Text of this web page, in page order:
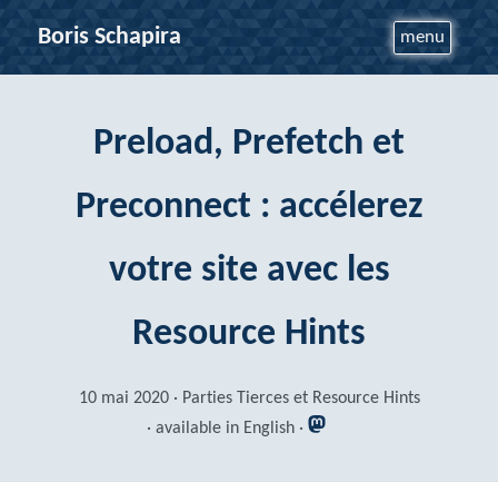
Boris Schapira menu
Preload, Prefetch et
Preconnect : accélerez
votre site avec les
Resource Hints
10 mai 2020
Parties Tierces et Resource Hints
available in English